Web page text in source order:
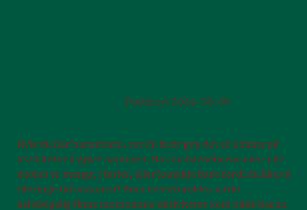
Publisert 2024-09-30
Hvis du har barnebarn, vet du hvor gøy det er å finne på
aktiviteter å gjøre sammen. Har du barnebarna over når
skolen er stengt, i ferier, eller kanskje bare fordi du liker å
tilbringe tid sammen? Som besteforelder vil du
selvfølgelig finne morsomme aktiviteter som både barna